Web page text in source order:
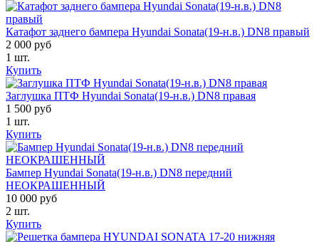
Катафот заднего бампера Hyundai Sonata(19-н.в.) DN8 правый
2 000 руб
1 шт.
Купить
Заглушка ПТФ Hyundai Sonata(19-н.в.) DN8 правая
1 500 руб
1 шт.
Купить
Бампер Hyundai Sonata(19-н.в.) DN8 передний
НЕОКРАШЕННЫЙ
10 000 руб
2 шт.
Купить